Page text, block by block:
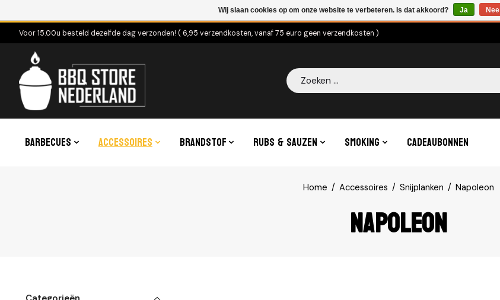
Voor 15.00u besteld dezelfde dag verzonden! ( 6,95 verzendkosten, vanaf 75 euro geen verzendkosten )
Zoeken
Barbecues Accessoires Brandstof Rubs & Sauzen Smoking Cadeaubonnen
Home / Accessoires / Snijplanken / Napoleon
Napoleon
Wij slaan cookies op om onze website te verbeteren. Is dat akkoord? Ja Nee